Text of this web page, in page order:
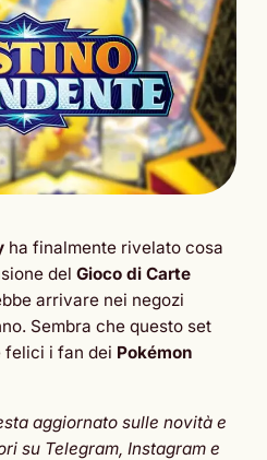
ha finalmente rivelato cosa
del Gioco di Carte
arrivare nei negozi
Sembra che questo set
felici i fan dei Pokémon
aggiornato sulle novità e
su Telegram, Instagram e